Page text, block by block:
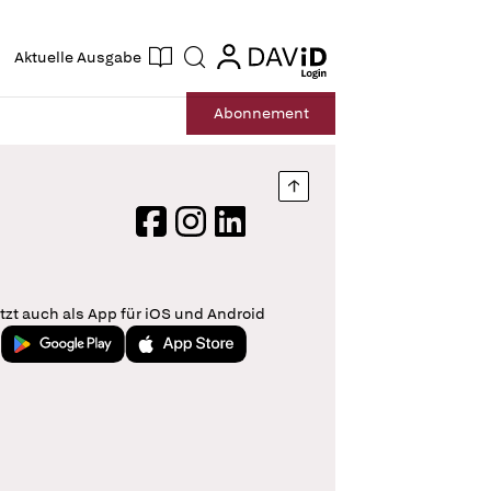
Aktuelle Ausgabe Suche login
login
Abonnement
Nach oben springen
FacebookInstagram
LinkedIn
auch als App für iOS und Android
Jetzt bei Google PlayLaden im App Store